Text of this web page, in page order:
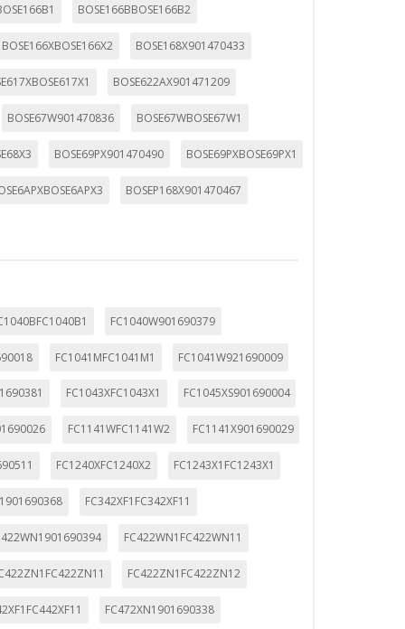
BOSE166BBOSE166B2
BOSE166XBOSE166X2 BOSE168X901470433
BOSE622AX901471209
BOSE67W901470836 BOSE67WBOSE67W1
BOSE69PX901470490 BOSE69PXBOSE69PX1
BOSEP168X901470467
FC1040W901690379
FC1041MFC1041M1 FC1041W921690009
FC1043XFC1043X1 FC1045XS901690004
FC1141WFC1141W2 FC1141X901690029
FC1240XFC1240X2 FC1243X1FC1243X1
FC342XF1FC342XF11
FC422WN1FC422WN11
FC422ZN1FC422ZN12
FC472XN1901690338